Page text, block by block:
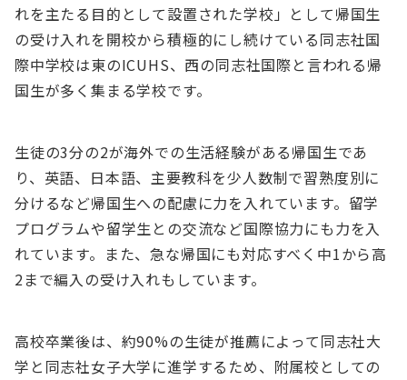
れを主たる目的として設置された学校」として帰国生
の受け入れを開校から積極的にし続けている同志社国
際中学校は東のICUHS、西の同志社国際と言われる帰
国生が多く集まる学校です。
生徒の3分の2が海外での生活経験がある帰国生であ
り、英語、日本語、主要教科を少人数制で習熟度別に
分けるなど帰国生への配慮に力を入れています。留学
プログラムや留学生との交流など国際協力にも力を入
れています。また、急な帰国にも対応すべく中1から高
2まで編入の受け入れもしています。
高校卒業後は、約90%の生徒が推薦によって同志社大
学と同志社女子大学に進学するため、附属校としての